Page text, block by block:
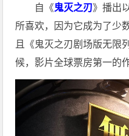
自《鬼灭之刃》播出
所喜欢，因为它成为了少
且《鬼灭之刃剧场版无限
候，影片全球票房第一的